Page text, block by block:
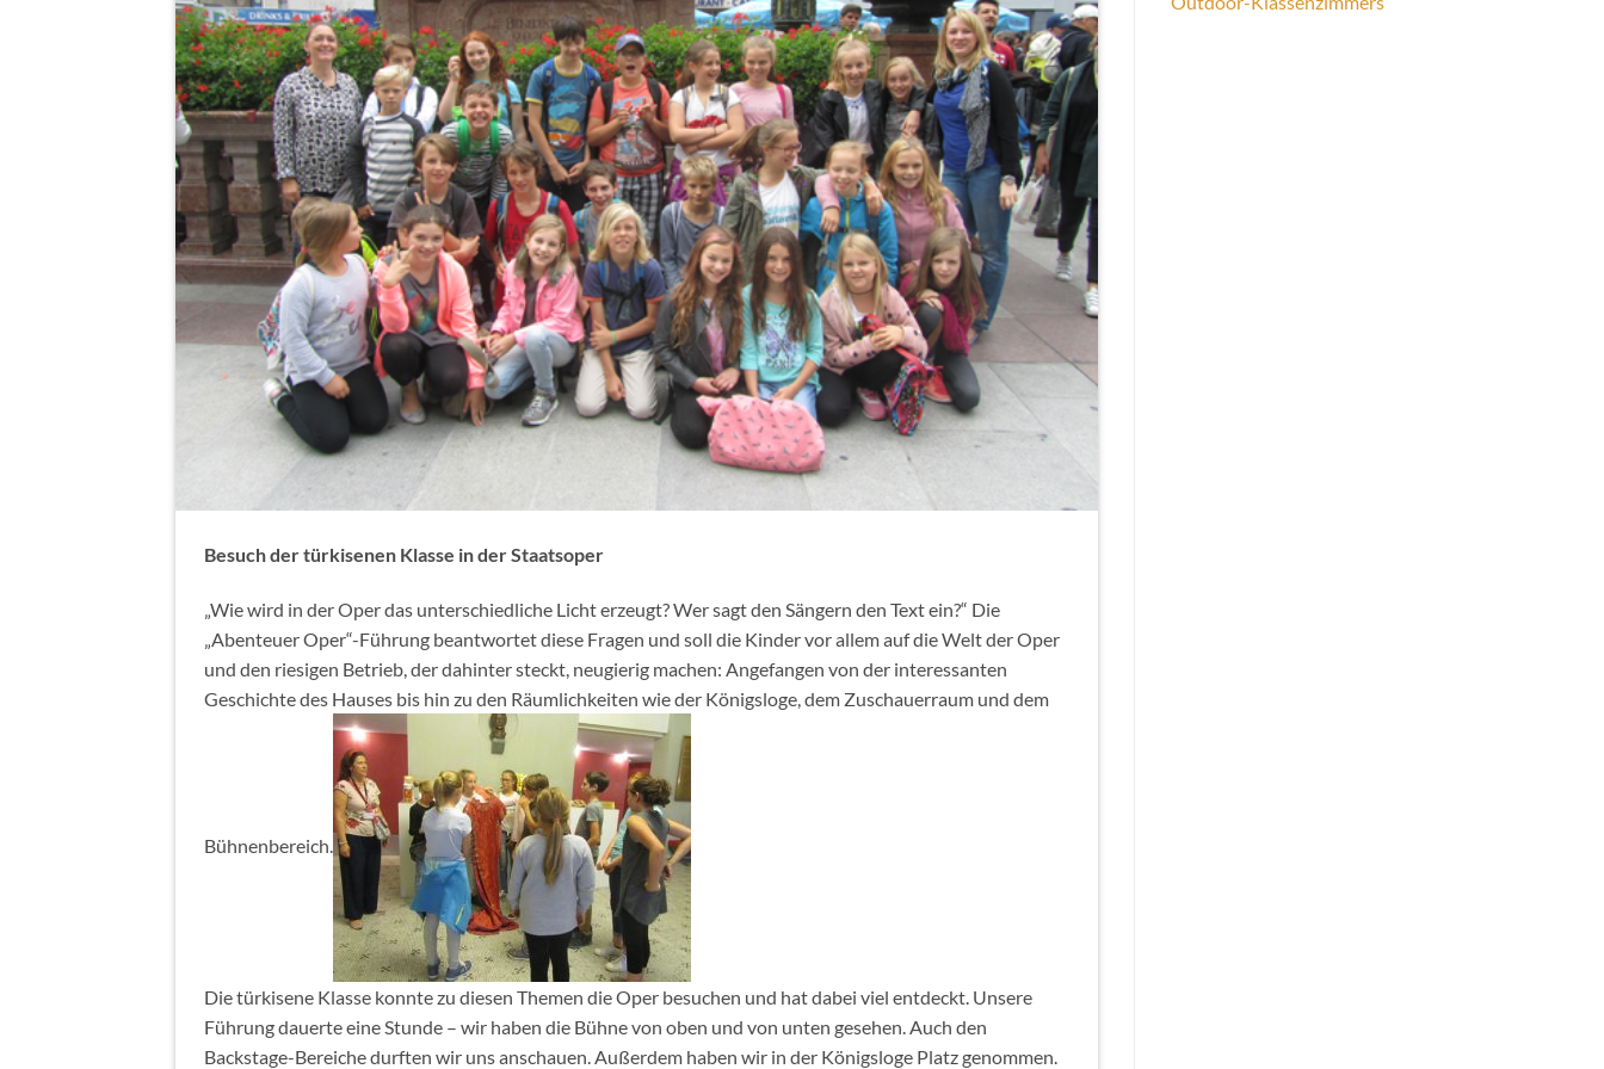
Besuch der türkisenen Klasse in der Staatsoper
„Wie wird in der Oper das unterschiedliche Licht erzeugt? Wer sagt den Sängern den Text ein?“ Die
„Abenteuer Oper“-Führung beantwortet diese Fragen und soll die Kinder vor allem auf die Welt der Oper
und den riesigen Betrieb, der dahinter steckt, neugierig machen: Angefangen von der interessanten
Geschichte des Hauses bis hin zu den Räumlichkeiten wie der Königsloge, dem Zuschauerraum und dem
Bühnenbereich.
Die türkisene Klasse konnte zu diesen Themen die Oper besuchen und hat dabei viel entdeckt. Unsere
Führung dauerte eine Stunde – wir haben die Bühne von oben und von unten gesehen. Auch den
Backstage-Bereiche durften wir uns anschauen. Außerdem haben wir in der Königsloge Platz genommen.